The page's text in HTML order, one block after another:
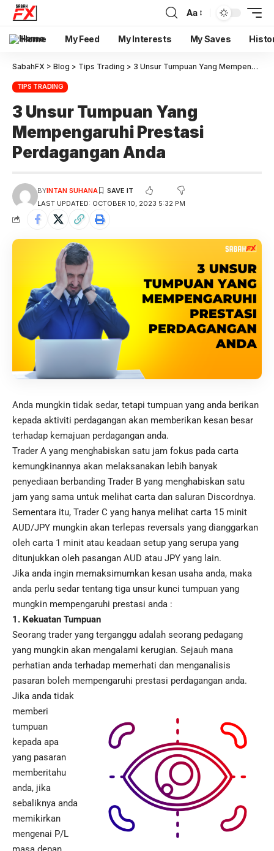
Aa
Home My Feed My Interests My Saves
SabahFX > Blog > Tips Trading > 3 Unsur Tumpuan Yang Mempengaruhi Prestasi Perdagangan Anda
TIPS TRADING
3 Unsur Tumpuan Yang
Mempengaruhi Prestasi
Perdagangan Anda
LAST UPDATED: OCTOBER 10, 2023 5:32 PM
BYINTAN SUHANA
Anda mungkin tidak sedar, tetapi tumpuan yang anda berikan
kepada aktiviti perdagangan akan memberikan kesan besar
terhadap kemajuan perdagangan anda.
Trader A yang menghabiskan satu jam fokus pada carta
kemungkinannya akan melaksanakan lebih banyak
penyediaan berbanding Trader B yang menghabiskan satu
jam yang sama untuk melihat carta dan saluran Discordnya.
Sementara itu, Trader C yang hanya melihat carta 15 minit
AUD/JPY mungkin akan terlepas reversals yang dianggarkan
oleh carta 1 minit atau keadaan setup yang serupa yang
ditunjukkan oleh pasangan AUD atau JPY yang lain.
Jika anda ingin memaksimumkan kesan usaha anda, maka
anda perlu sedar tentang tiga unsur kunci tumpuan yang
mungkin mempengaruhi prestasi anda :
1. Kekuatan Tumpuan
Seorang trader yang terganggu adalah seorang pedagang
yang mungkin akan mengalami kerugian. Sejauh mana
perhatian anda terhadap memerhati dan menganalisis
pasaran boleh mempengaruhi prestasi perdagangan anda.
Jika anda tidak
memberi
tumpuan
kepada apa
yang pasaran
memberitahu
anda, jika
sebaliknya anda
memikirkan
mengenai P/L